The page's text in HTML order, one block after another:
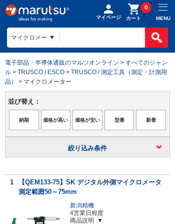
マイページ カート
0
MENU
電子部品・半導体通販のマルツオンライン > すべてのジャン
ル > TRUSCO / ESCO > TRUSCO / 測定工具（測定・計測用
品）
> マイクロメーター
並び替え：
絞り込み条件
1
【QEM133-75】SK デジタル外側マイクロメータ
測定範囲50～75mm
新潟精機
4営業日程度
商品説明